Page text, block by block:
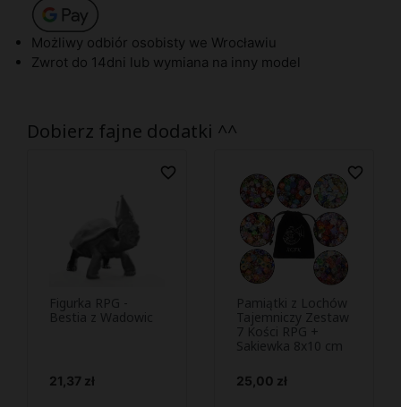
Możliwy odbiór osobisty we Wrocławiu
Zwrot do 14dni lub wymiana na inny model
Dobierz fajne dodatki ^^
Podejrzyj i
Figurka RPG -
Bestia z Wadowic
favorite_border
Cena
21,37 zł
Podejrzyj i
kup
Pamiątki z Lochów
Tajemniczy Zestaw
7 Kości RPG +
Sakiewka 8x10 cm
favorite_border
Cena
25,00 zł